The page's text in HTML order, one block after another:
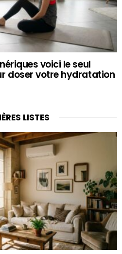
voici le seul
doser votre hydratation
LISTES